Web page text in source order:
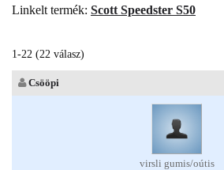
Linkelt termék: Scott Speedster S50
1-22 (22 válasz)
Csööpi
virsli gumis/oútis